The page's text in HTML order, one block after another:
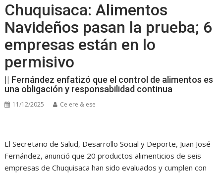
Chuquisaca: Alimentos
Navideños pasan la prueba; 6
empresas están en lo
permisivo
|| Fernández enfatizó que el control de alimentos es
una obligación y responsabilidad continua
11/12/2025 Ce ere & ese
El Secretario de Salud, Desarrollo Social y Deporte, Juan José
Fernández, anunció que 20 productos alimenticios de seis
empresas de Chuquisaca han sido evaluados y cumplen con